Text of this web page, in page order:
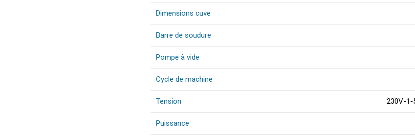
Dimensions cuve
Barre de soudure
Pompe à vide
Cycle de machine
Tension 230V-1-
Puissance